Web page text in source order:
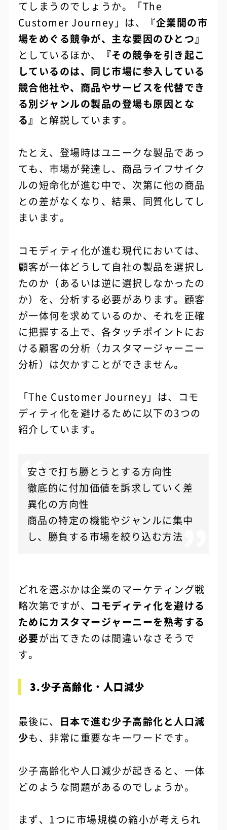
てしまうのでしょうか。「The
Customer Journey」は、
『企業間の市
場をめぐる競争が、主な要因のひとつ』
としているほか、
『その競争を引き起こ
しているのは、同じ市場に参入している
競合他社や、商品やサービスを代替でき
る別ジャンルの製品の登場も原因とな
る』 と解説しています。
たとえ、登場時はユニークな製品であっ
ても、市場が発達し、商品ライフサイク
ルの短命化が進む中で、次第に他の商品
との差がなくなり、結果、同質化してし
まいます。
コモディティ化が進む現代においては、
顧客が一体どうして自社の製品を選択し
たのか（あるいは逆に選択しなかったの
か）を、分析する必要があります。顧客
が一体何を求めているのか、それを正確
に把握する上で、各タッチポイントにお
ける顧客の分析（カスタマージャーニー
分析）は欠かすことができません。
「The Customer Journey」は、コモ
ディティ化を避けるために以下の3つの
紹介しています。
安さで打ち勝とうとする方向性
徹底的に付加価値を訴求していく差
異化の方向性
商品の特定の機能やジャンルに集中
し、勝負する市場を絞り込む方法
どれを選ぶかは企業のマーケティング戦
略次第ですが、 コモディティ化を避ける
ためにカスタマージャーニーを熟考する
必要が出てきたのは間違いなさそうで
す。
3.少子高齢化・人口減少
最後に、
日本で進む少子高齢化と人口減
少も、非常に重要なキーワードです。
少子高齢化や人口減少が起きると、一体
どのような問題があるのでしょうか。
まず、1つに市場規模の縮小が考えられ